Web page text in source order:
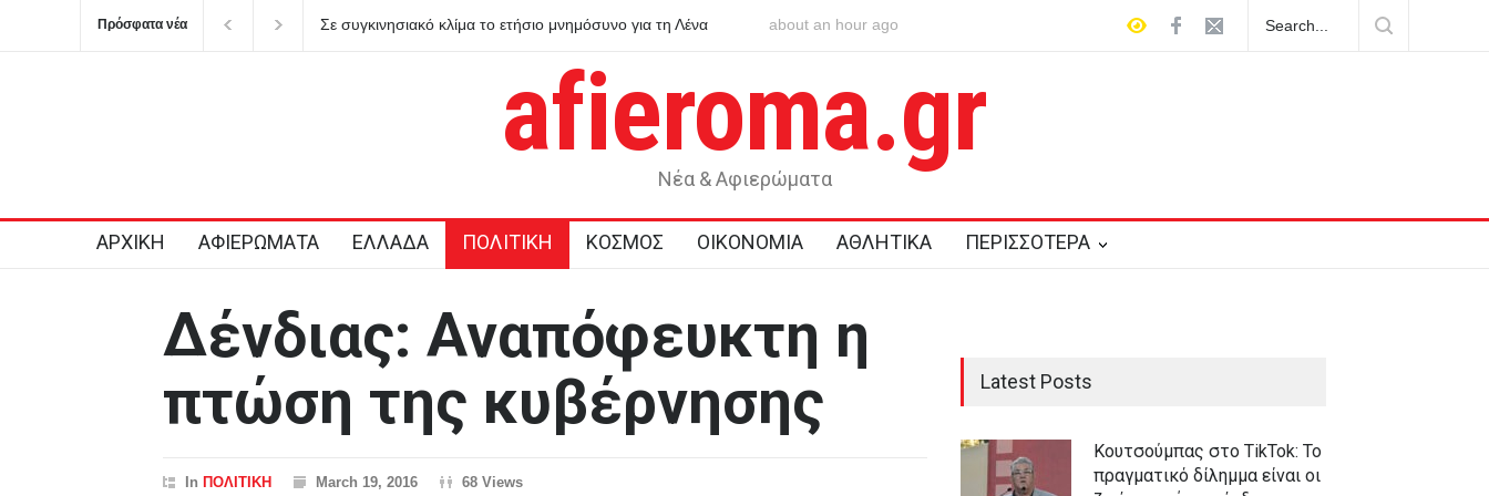
Πρόσφατα νέα
κλίμα το ετήσιο μνημόσυνο για τη Λένα
Πριν γίνει θρύλος: Ο Άντονι Μπουρντέν, ο έρωτας, η κουζίνα
Κουτσούμπας στο TikTok: Το πραγματικό δίλημμα είναι οι ζωές
about an hour ago
afieroma.gr
Νέα & Αφιερώματα
ΑΡΧΙΚΗ ΑΦΙΕΡΩΜΑΤΑ ΕΛΛΑΔΑ ΠΟΛΙΤΙΚΗ ΚΟΣΜΟΣ ΟΙΚΟΝΟΜΙΑ ΑΘΛΗΤΙΚΑ ΠΕΡΙΣΣΟΤΕΡΑ
Δένδιας: Αναπόφευκτη η
πτώση της κυβέρνησης
In ΠΟΛΙΤΙΚΗ March 19, 2016 68 Views
Latest Posts
Κουτσούμπας στο TikTok: Το
πραγματικό δίλημμα είναι οι